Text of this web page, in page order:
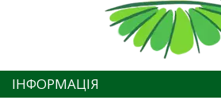
ІНФОРМАЦІЯ